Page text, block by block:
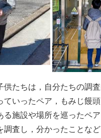
供たちは，自分たちの調
ていったペア，もみじ饅
る施設や場所を巡ったペ
査し，分かったことなど